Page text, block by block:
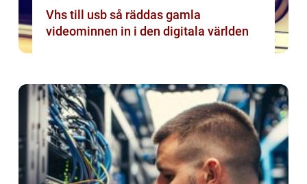
Vhs till usb så räddas gamla
videominnen in i den digitala världen